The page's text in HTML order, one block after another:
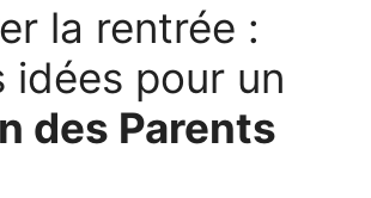
la rentrée :
idées pour un
des Parents